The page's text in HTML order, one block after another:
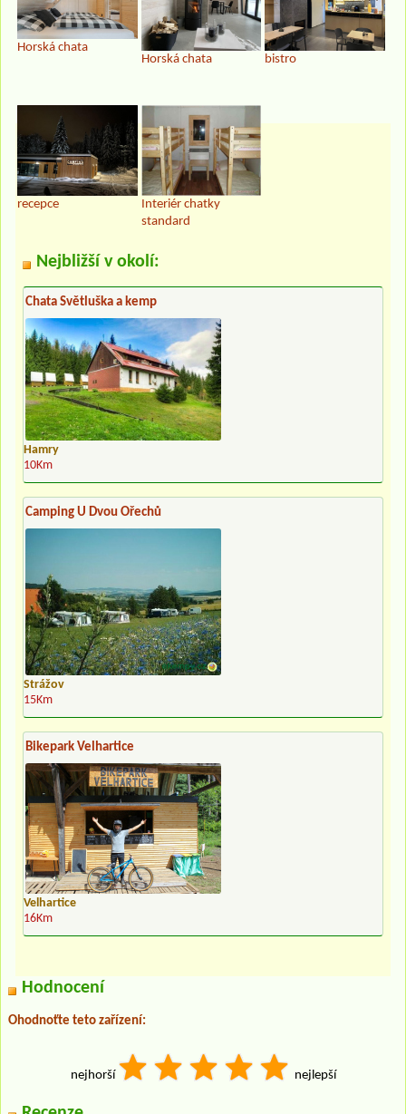
Horská chata
Horská chata
bistro
recepce
Interiér chatky
standard
Nejbližší v okolí:
Chata Světluška a kemp
Hamry
10Km
Camping U Dvou Ořechů
Strážov
15Km
Bikepark Velhartice
Velhartice
16Km
Hodnocení
Ohodnoťte teto zařízení:
nejhorší nejlepší